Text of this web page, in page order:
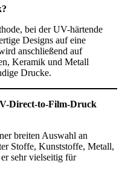
bei der UV-härtende
Designs auf eine
anschließend auf
Keramik und Metall
Drucke.
Direct-to-Film-Druck
breiten Auswahl an
Stoffe, Kunststoffe, Metall,
sehr vielseitig für